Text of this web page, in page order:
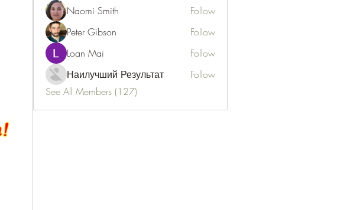
Naomi Smith
Follow
Peter Gibson
Follow
Loan Mai
Follow
Наилучший Результат
Follow
See All Members (127)